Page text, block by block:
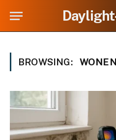
BROWSING: WONEN